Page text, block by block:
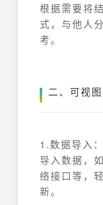
根据需要将
式，与他人
考。
二、可视
1.数据导入
导入数据，
络接口等，
新。